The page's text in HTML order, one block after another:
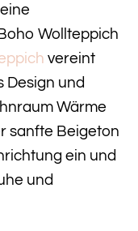
Wollteppich
vereint
Design und
Wärme
sanfte Beigeton
ein und
und